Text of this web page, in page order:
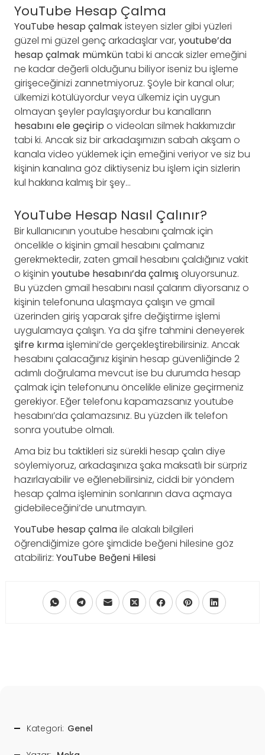
YouTube Hesap Çalma
YouTube hesap çalmakisteyen sizler gibi yüzleri
güzel mi güzel genç arkadaşlar var, youtube’da
hesap çalmak mümküntabi ki ancak sizler emeğini
ne kadar değerli olduğunu biliyor iseniz bu işleme
girişeceğinizi zannetmiyoruz. Şöyle bir kanal olur;
ülkemizi kötülüyordur veya ülkemiz için uygun
olmayan şeyler paylaşıyordur bu kanalların
hesabını ele geçirip o videoları silmek hakkımızdır
tabi ki. Ancak siz bir arkadaşımızın sabah akşam o
kanala video yüklemek için emeğini veriyor ve siz bu
kişinin kanalına göz diktiyseniz bu işlem için sizlerin
kul hakkına kalmış bir şey…
YouTube Hesap Nasıl Çalınır?
Bir kullanıcının youtube hesabını çalmak için
öncelikle o kişinin gmail hesabını çalmanız
gerekmektedir, zaten gmail hesabını çaldığınız vakit
o kişinin youtube hesabını’da çalmış oluyorsunuz.
Bu yüzden gmail hesabını nasıl çalarım diyorsanız o
kişinin telefonuna ulaşmaya çalışın ve gmail
üzerinden giriş yaparak şifre değiştirme işlemi
uygulamaya çalışın. Ya da şifre tahmini deneyerek
şifre kırmaişlemini’de gerçekleştirebilirsiniz. Ancak
hesabını çalacağınız kişinin hesap güvenliğinde 2
adımlı doğrulama mevcut ise bu durumda hesap
çalmak için telefonunu öncelikle elinize geçirmeniz
gerekiyor. Eğer telefonu kapamazsanız youtube
hesabını’da çalamazsınız. Bu yüzden ilk telefon
sonra youtube olmalı.
Ama biz bu taktikleri siz sürekli hesap çalın diye
söylemiyoruz, arkadaşınıza şaka maksatlı bir sürpriz
hazırlayabilir ve eğlenebilirsiniz, ciddi bir yöndem
hesap çalma işleminin sonlarının dava açmaya
gidebileceğini’de unutmayın.
YouTube hesap çalmaile alakalı bilgileri
öğrendiğimize göre şimdide beğeni hilesine göz
atabiliriz: YouTube Beğeni Hilesi
Kategori: Genel